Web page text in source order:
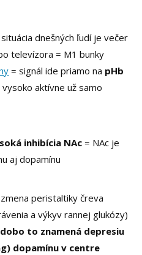
situácia dnešných ľudí je večer
televízora = M1 bunky
= signál ide priamo na pHb
aktívne už samo
inhibícia NAc = NAc je
aj dopamínu
zmena peristaltiky čreva
a výkyv rannej glukózy)
to znamená depresiu
dopamínu v centre